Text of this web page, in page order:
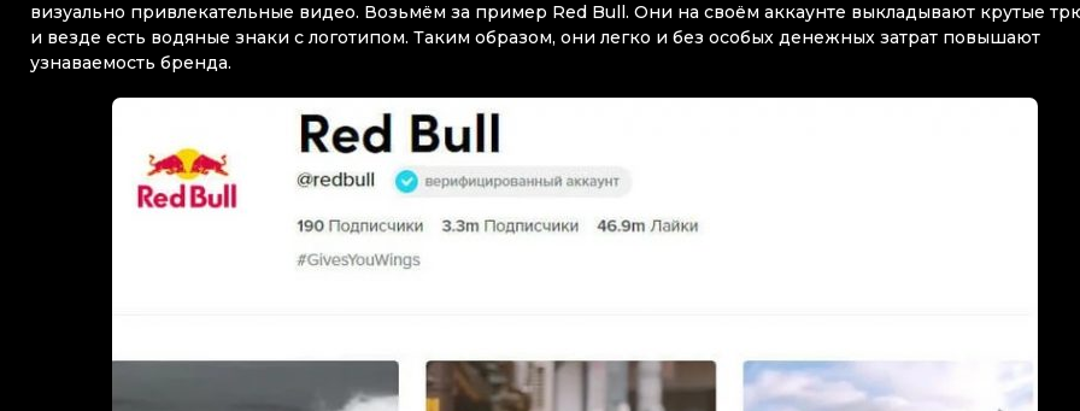
визуально привлекательные видео. Возьмём за пример Red Bull. Они на своём аккаунте выкладывают крутые
и везде есть водяные знаки с логотипом. Таким образом, они легко и без особых денежных затрат повышают
узнаваемость бренда.